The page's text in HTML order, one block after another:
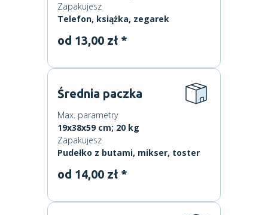
Zapakujesz
Telefon, książka, zegarek
od 13,00 zł *
Średnia paczka
Max. parametry
19x38x59 cm; 20 kg
Zapakujesz
Pudełko z butami, mikser, toster
od 14,00 zł *